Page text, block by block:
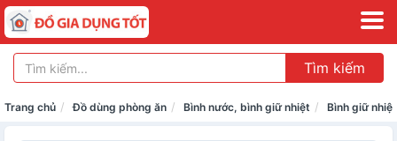
Tìm kiếm
Trang chủ Đồ dùng phòng ăn Bình nước, bình giữ nhiệt Bình giữ nhiệt